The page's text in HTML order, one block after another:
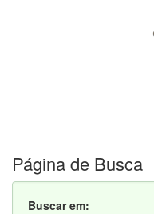
Página de Busca
Buscar em: